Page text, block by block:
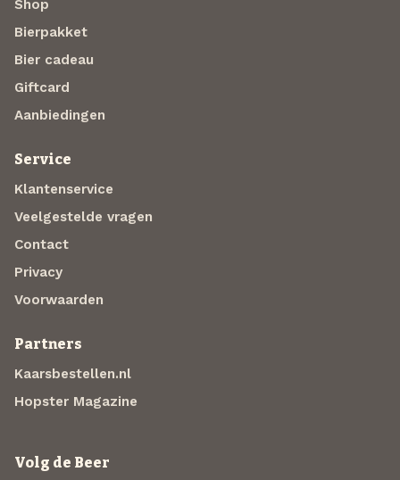
Shop
Bierpakket
Bier cadeau
Giftcard
Aanbiedingen
Service
Klantenservice
Veelgestelde vragen
Contact
Privacy
Voorwaarden
Partners
Kaarsbestellen.nl
Hopster Magazine
Volg de Beer